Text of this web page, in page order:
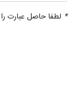
* لطفا حاصل عبارت